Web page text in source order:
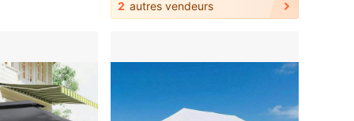
2 autres vendeurs